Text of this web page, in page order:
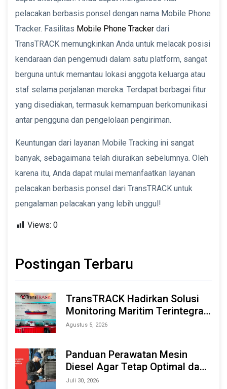
pelacakan berbasis ponsel dengan nama Mobile Phone
Tracker. Fasilitas Mobile Phone Tracker dari
TransTRACK memungkinkan Anda untuk melacak posisi
kendaraan dan pengemudi dalam satu platform, sangat
berguna untuk memantau lokasi anggota keluarga atau
staf selama perjalanan mereka. Terdapat berbagai fitur
yang disediakan, termasuk kemampuan berkomunikasi
antar pengguna dan pengelolaan pengiriman.
Keuntungan dari layanan Mobile Tracking ini sangat
banyak, sebagaimana telah diuraikan sebelumnya. Oleh
karena itu, Anda dapat mulai memanfaatkan layanan
pelacakan berbasis ponsel dari TransTRACK untuk
pengalaman pelacakan yang lebih unggul!
Views: 0
Postingan Terbaru
TransTRACK Hadirkan Solusi
Monitoring Maritim Terintegrasi
Berbasis AI & IoT di Indonesia
Agustus 5, 2026
Panduan Perawatan Mesin
Diesel Agar Tetap Optimal dan
Tahan Lama
Juli 30, 2026